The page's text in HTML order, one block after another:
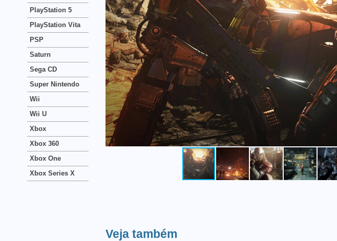
Veja também
PlayStation 5
PlayStation Vita
PSP
Saturn
Sega CD
Super Nintendo
Wii
Wii U
Xbox
Xbox 360
Xbox One
Xbox Series X